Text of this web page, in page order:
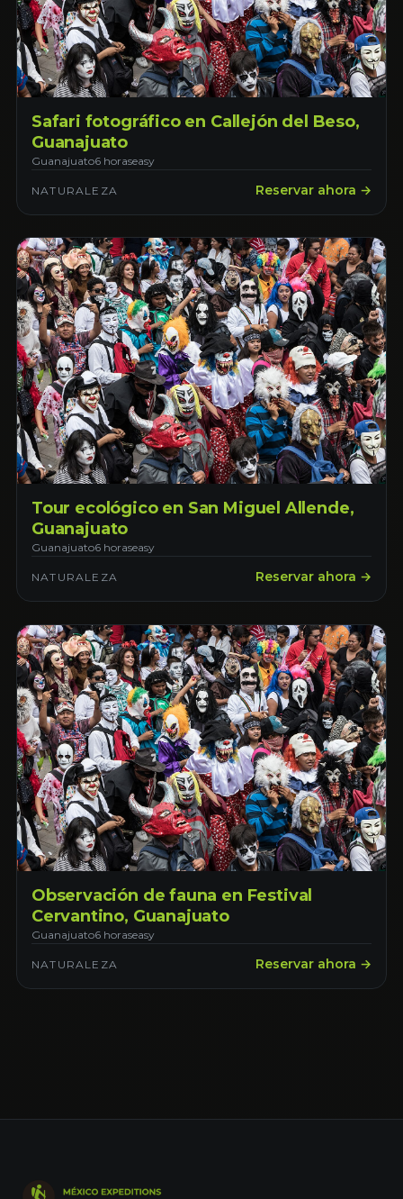
Safari fotográfico en Callejón del Beso,
Guanajuato
Guanajuato6 horaseasy
NATURALEZA Reservar ahora →
Tour ecológico en San Miguel Allende,
Guanajuato
Guanajuato6 horaseasy
NATURALEZA Reservar ahora →
Observación de fauna en Festival
Cervantino, Guanajuato
Guanajuato6 horaseasy
NATURALEZA Reservar ahora →